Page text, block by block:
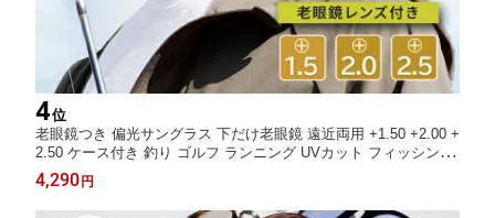
4位
老眼鏡つき 偏光サングラス 下だけ老眼鏡 遠近両用 +1.50 +2.00 +
2.50 ケース付き 釣り ゴルフ ランニング UVカット フィッシン
グ、登山、ドライブ、ジョギング、マラソン、トレッキング、サ
イクリング、ロードバイク、農業、アウトドア、エギング、船の
操縦、大工仕事、審判
4,290円